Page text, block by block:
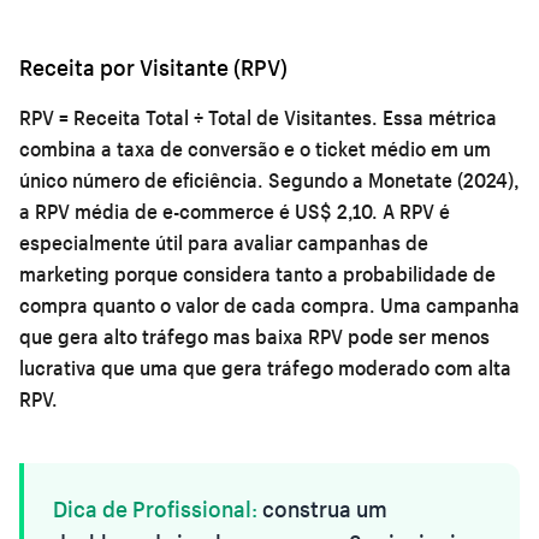
Receita por Visitante (RPV)
RPV = Receita Total ÷ Total de Visitantes. Essa métrica
combina a taxa de conversão e o ticket médio em um
único número de eficiência. Segundo a Monetate (2024),
a RPV média de e-commerce é US$ 2,10. A RPV é
especialmente útil para avaliar campanhas de
marketing porque considera tanto a probabilidade de
compra quanto o valor de cada compra. Uma campanha
que gera alto tráfego mas baixa RPV pode ser menos
lucrativa que uma que gera tráfego moderado com alta
RPV.
Dica de Profissional: construa um